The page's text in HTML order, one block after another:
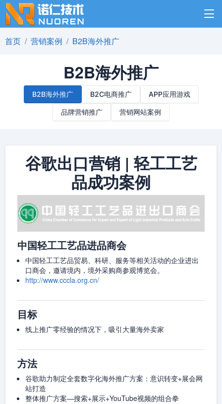
首页 营销案例 B2B海外推广
B2B海外推广
B2B海外推广 B2C电商推广 APP应用游戏
品牌营销推广 营销网站案例
谷歌出口营销 | 轻工工艺
品成功案例
中国轻工工艺品进品商会
中国轻工工艺品贸易、科研、服务等相关活动的企业进出
口商会，邀请境内，境外采购商参观博览会。
http://www.cccla.org.cn/
目标
线上推广零经验的情况下，吸引大量海外卖家
方法
谷歌助力制定全套数字化海外推广方案：意识转变+展会网
站打造
整体推广方案—搜索+展示+YouTube视频的组合拳